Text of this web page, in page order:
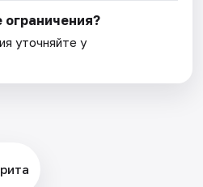
ограничения?
уточняйте у